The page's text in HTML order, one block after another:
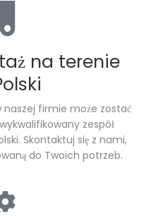
na terenie
naszej firmie może zostać
zespół
Skontaktuj się z nami,
do Twoich potrzeb.